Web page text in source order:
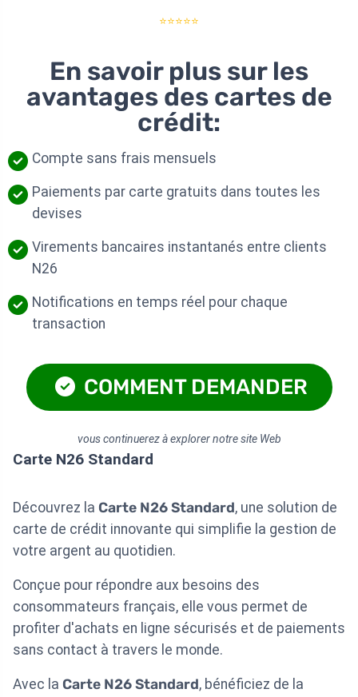
⭐⭐⭐⭐⭐
En savoir plus sur les
avantages des cartes de
crédit:
Compte sans frais mensuels
Paiements par carte gratuits dans toutes les
devises
Virements bancaires instantanés entre clients
N26
Notifications en temps réel pour chaque
transaction
COMMENT DEMANDER
vous continuerez à explorer notre site Web
Carte N26 Standard
Découvrez la Carte N26 Standard, une solution de
carte de crédit innovante qui simplifie la gestion de
votre argent au quotidien.
Conçue pour répondre aux besoins des
consommateurs français, elle vous permet de
profiter d'achats en ligne sécurisés et de paiements
sans contact à travers le monde.
Avec la Carte N26 Standard, bénéficiez de la